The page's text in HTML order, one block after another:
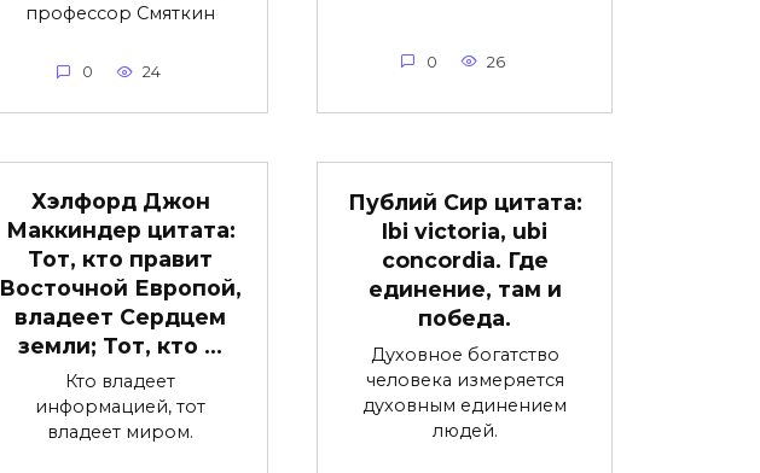
профессор Смяткин
0 24
0 26
Хэлфорд Джон
Маккиндер цитата:
Тот, кто правит
Восточной Европой,
владеет Сердцем
земли; Тот, кто …
Кто владеет
информацией, тот
владеет миром.
Публий Сир цитата:
Ibi victoria, ubi
concordia. Где
единение, там и
победа.
Духовное богатство
человека измеряется
духовным единением
людей.